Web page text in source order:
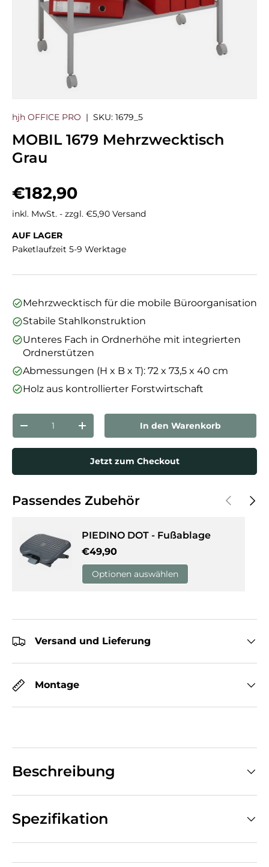
hjh OFFICE PRO | SKU: 1679_5
MOBIL 1679 Mehrzwecktisch
Grau
Normaler Preis
€182,90
inkl. MwSt. - zzgl. €5,90 Versand
AUF LAGER
Paketlaufzeit 5-9 Werktage
Mehrzwecktisch für die mobile Büroorganisation
Stabile Stahlkonstruktion
Unteres Fach in Ordnerhöhe mit integrierten
Ordnerstützen
Abmessungen (H x B x T): 72 x 73,5 x 40 cm
Holz aus kontrollierter Forstwirtschaft
Anzahl
Menge verringernMenge erhöhenIn den Warenkorb
Jetzt zum Checkout
Passendes Zubehör Vorherige
PIEDINO DOT - Fußablage
Normaler Preis
€49,90
Optionen auswählen
Versand und Lieferung
Montage
Beschreibung
Spezifikation